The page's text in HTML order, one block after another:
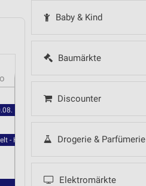
Baby & Kind
Baumärkte
Discounter
Drogerie & Parfümerie
Elektromärkte
- Hot Sommer Sale